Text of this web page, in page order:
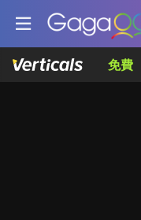
免費